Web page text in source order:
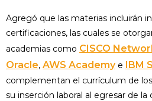
Agregó que las materias incluirán
certificaciones, las cuales se
academias como CISCO
Oracle, AWS Academye IBM
complementan el currículum de
su inserción laboral al egresar de la